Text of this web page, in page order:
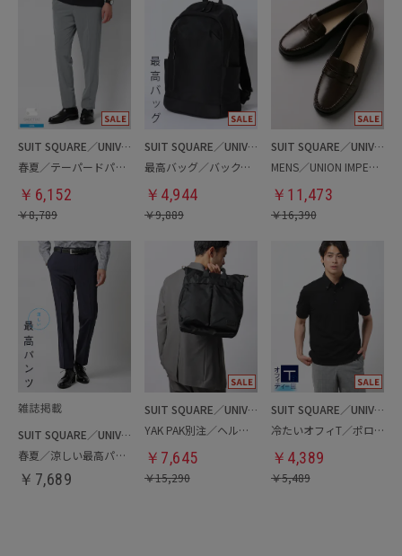
SUIT SQUARE／UNIVERSAL LANGUAGE
春夏／テーパードパンツ
￥ 6,152
￥8,789
SUIT SQUARE／UNIVERSAL LANGUAGE
最高バッグ／バックパック
￥ 4,944
￥9,889
SUIT SQUARE／UNIVERSAL LANGUAGE
MENS／UNION IMPERIAL監修／コインローファー
￥ 11,473
￥16,390
SUIT SQUARE／UNIVERSAL LANGUAGE
春夏／涼しい最高パンツ
￥ 7,689
SUIT SQUARE／UNIVERSAL LANGUAGE
YAK PAK別注／ヘルメットバッグ
￥ 7,645
￥15,290
SUIT SQUARE／UNIVERSAL LANGUAGE
冷たいオフィT／ポロシャツ
￥ 4,389
￥5,489